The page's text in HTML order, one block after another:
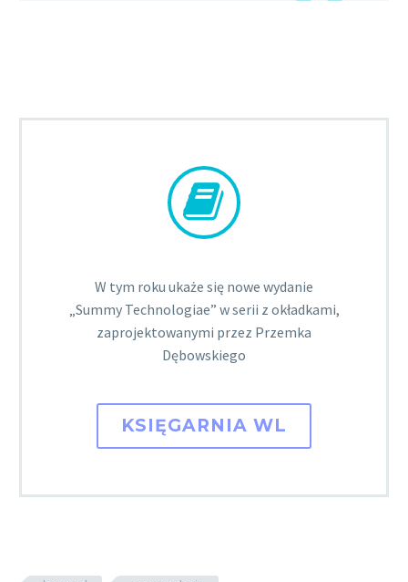


W tym roku ukaże się nowe wydanie
„Summy Technologiae” w serii z okładkami,
zaprojektowanymi przez Przemka
Dębowskiego
KSIĘGARNIA WL